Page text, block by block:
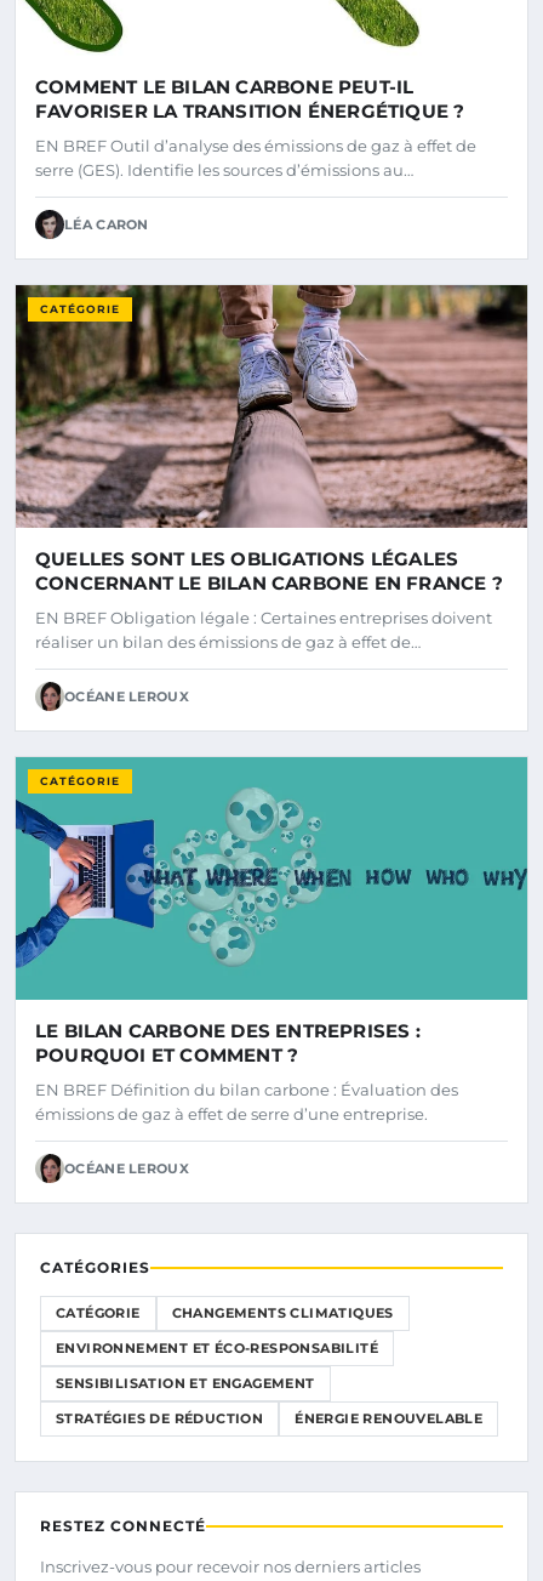
COMMENT LE BILAN CARBONE PEUT-IL
FAVORISER LA TRANSITION ÉNERGÉTIQUE ?
EN BREF Outil d’analyse des émissions de gaz à effet de
serre (GES). Identifie les sources d’émissions au…
LÉA CARON
CATÉGORIE
QUELLES SONT LES OBLIGATIONS LÉGALES
CONCERNANT LE BILAN CARBONE EN FRANCE ?
EN BREF Obligation légale : Certaines entreprises doivent
réaliser un bilan des émissions de gaz à effet de…
OCÉANE LEROUX
CATÉGORIE
LE BILAN CARBONE DES ENTREPRISES :
POURQUOI ET COMMENT ?
EN BREF Définition du bilan carbone : Évaluation des
émissions de gaz à effet de serre d’une entreprise.
OCÉANE LEROUX
CATÉGORIES
CATÉGORIE CHANGEMENTS CLIMATIQUES
ENVIRONNEMENT ET ÉCO-RESPONSABILITÉ
SENSIBILISATION ET ENGAGEMENT
STRATÉGIES DE RÉDUCTION ÉNERGIE RENOUVELABLE
RESTEZ CONNECTÉ
Inscrivez-vous pour recevoir nos derniers articles